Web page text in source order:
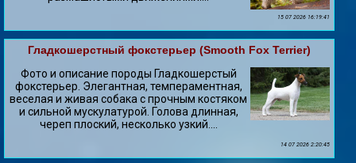
15 07 2026 16:19:41
Гладкошерстный фокстерьер (Smooth Fox Terrier)
Фото и описание породы Гладкошерстый
фокстерьер. Элегантная, темпераментная,
веселая и живая собака с прочным костяком
и сильной мускулатурой. Голова длинная,
череп плоский, несколько узкий....
14 07 2026 2:20:45